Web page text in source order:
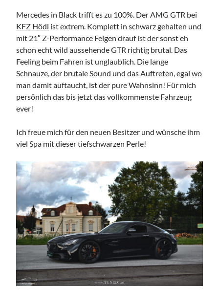
TuningSzeneGraz
Mercedes in Black trifft es zu 100%. Der AMG GTR bei
KFZ Hödl ist extrem. Komplett in schwarz gehalten und
mit 21″ Z-Performance Felgen drauf ist der sonst eh
schon echt wild aussehende GTR richtig brutal. Das
Feeling beim Fahren ist unglaublich. Die lange
Schnauze, der brutale Sound und das Auftreten, egal wo
man damit auftaucht, ist der pure Wahnsinn! Für mich
persönlich das bis jetzt das vollkommenste Fahrzeug
ever!
Ich freue mich für den neuen Besitzer und wünsche ihm
viel Spa mit dieser tiefschwarzen Perle!